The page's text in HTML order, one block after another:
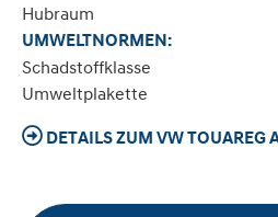
Hubraum
UMWELTNORMEN:
Schadstoffklasse
Umweltplakette
DETAILS ZUM VW TOUAREG